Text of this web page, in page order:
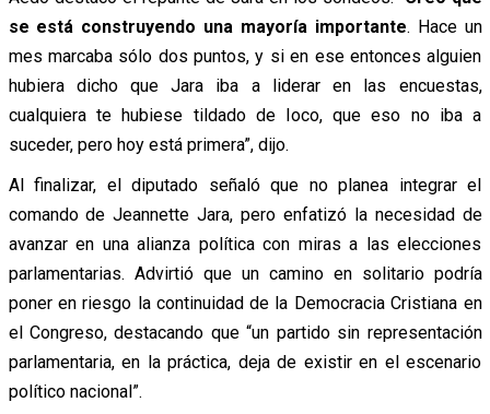
se está construyendo una mayoría importante. Hace un
mes marcaba sólo dos puntos, y si en ese entonces alguien
hubiera dicho que Jara iba a liderar en las encuestas,
cualquiera te hubiese tildado de loco, que eso no iba a
suceder, pero hoy está primera”, dijo.
Al finalizar, el diputado señaló que no planea integrar el
comando de Jeannette Jara, pero enfatizó la necesidad de
avanzar en una alianza política con miras a las elecciones
parlamentarias. Advirtió que un camino en solitario podría
poner en riesgo la continuidad de la Democracia Cristiana en
el Congreso, destacando que “un partido sin representación
parlamentaria, en la práctica, deja de existir en el escenario
político nacional”.